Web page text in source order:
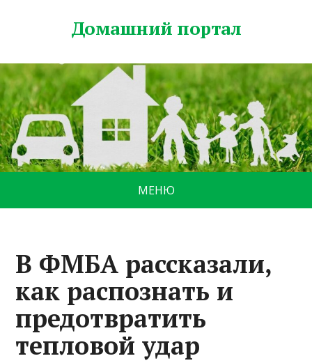
Домашний портал
МЕНЮ
В ФМБА рассказали,
как распознать и
предотвратить
тепловой удар